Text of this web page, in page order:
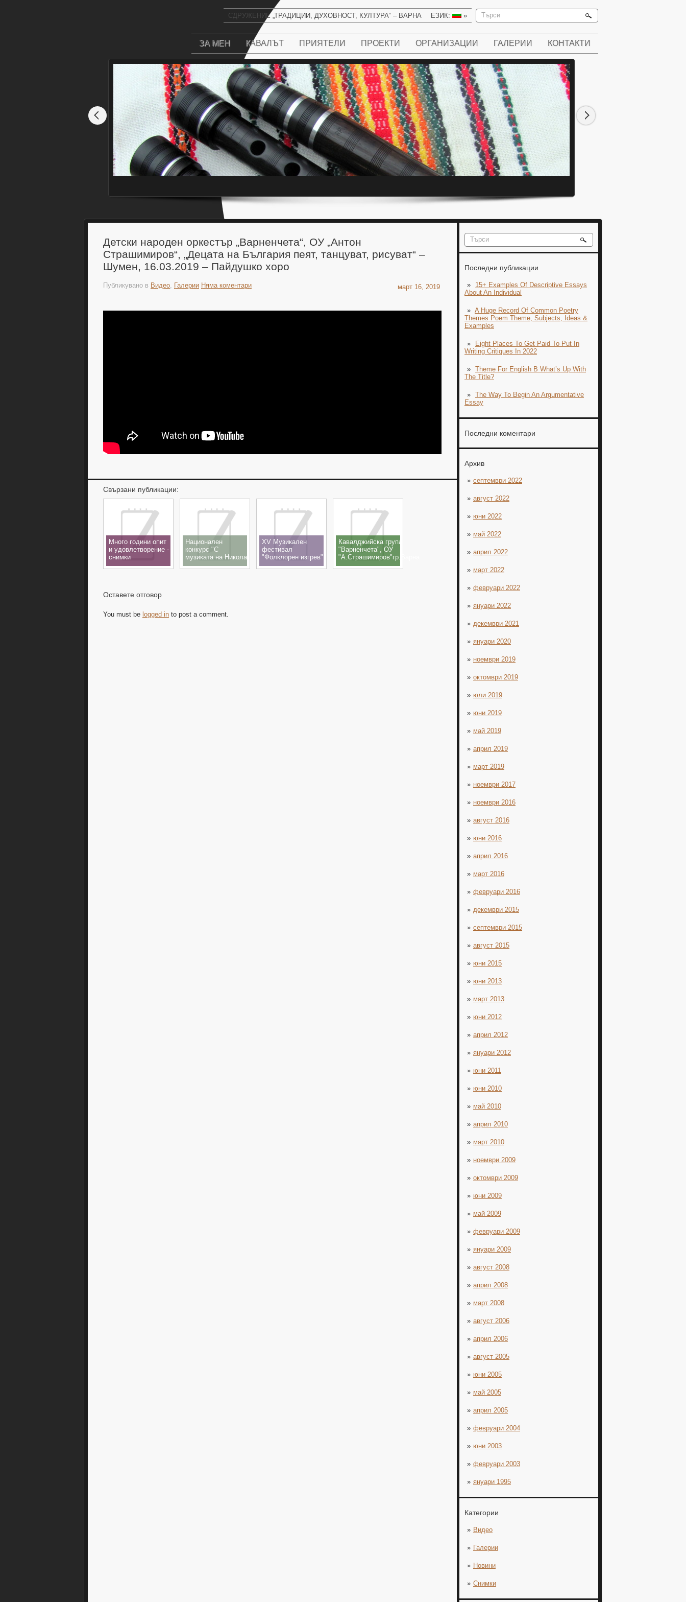
СДРУЖЕНИЕ „ТРАДИЦИИ, ДУХОВНОСТ, КУЛТУРА“ – ВАРНА ЕЗИК: »
ЗА МЕН КАВАЛЪТ ПРИЯТЕЛИ ПРОЕКТИ ОРГАНИЗАЦИИ ГАЛЕРИИ КОНТАКТИ
Последни публикации
15+ Examples Of Descriptive Essays
About An Individual
A Huge Record Of Common Poetry
Themes Poem Theme, Subjects, Ideas &
Examples
Eight Places To Get Paid To Put In
Writing Critiques In 2022
Theme For English B What’s Up With
The Title?
The Way To Begin An Argumentative
Essay
Последни коментари
Архив
септември 2022
август 2022
юни 2022
май 2022
април 2022
март 2022
февруари 2022
януари 2022
декември 2021
януари 2020
ноември 2019
октомври 2019
юли 2019
юни 2019
май 2019
април 2019
март 2019
ноември 2017
ноември 2016
август 2016
юни 2016
април 2016
март 2016
февруари 2016
декември 2015
септември 2015
август 2015
юни 2015
юни 2013
март 2013
юни 2012
април 2012
януари 2012
юни 2011
юни 2010
май 2010
април 2010
март 2010
ноември 2009
октомври 2009
юни 2009
май 2009
февруари 2009
януари 2009
август 2008
април 2008
март 2008
август 2006
април 2006
август 2005
юни 2005
май 2005
април 2005
февруари 2004
юни 2003
февруари 2003
януари 1995
Категории
Видео
Галерии
Новини
Снимки
Детски народен оркестър „Варненчета“, ОУ „Антон
Страшимиров“, „Децата на България пеят, танцуват, рисуват“ –
Шумен, 16.03.2019 – Пайдушко хоро
март 16, 2019
Публикувано в Видео, Галерии Няма коментари
Свързани публикации:
Много години опит
и удовлетворение -
снимки
Национален
конкурс "С
музиката на Никола
Ганчев",
XV Музикален
фестивал
"Фолклорен изгрев"
15-17.11.2019
Кавалджийска група
"Варненчета", ОУ
"А.Страшимиров"гр.Варна
- Концерт - спектакъл
Оставете отговор
You must be logged in to post a comment.